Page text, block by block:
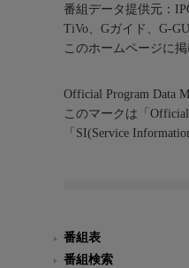
番組データ提供元：
TiVo、Gガイド、G-
このホームページに
Official Program Data
このマークは「
「SI(Service
番組表
番組検索